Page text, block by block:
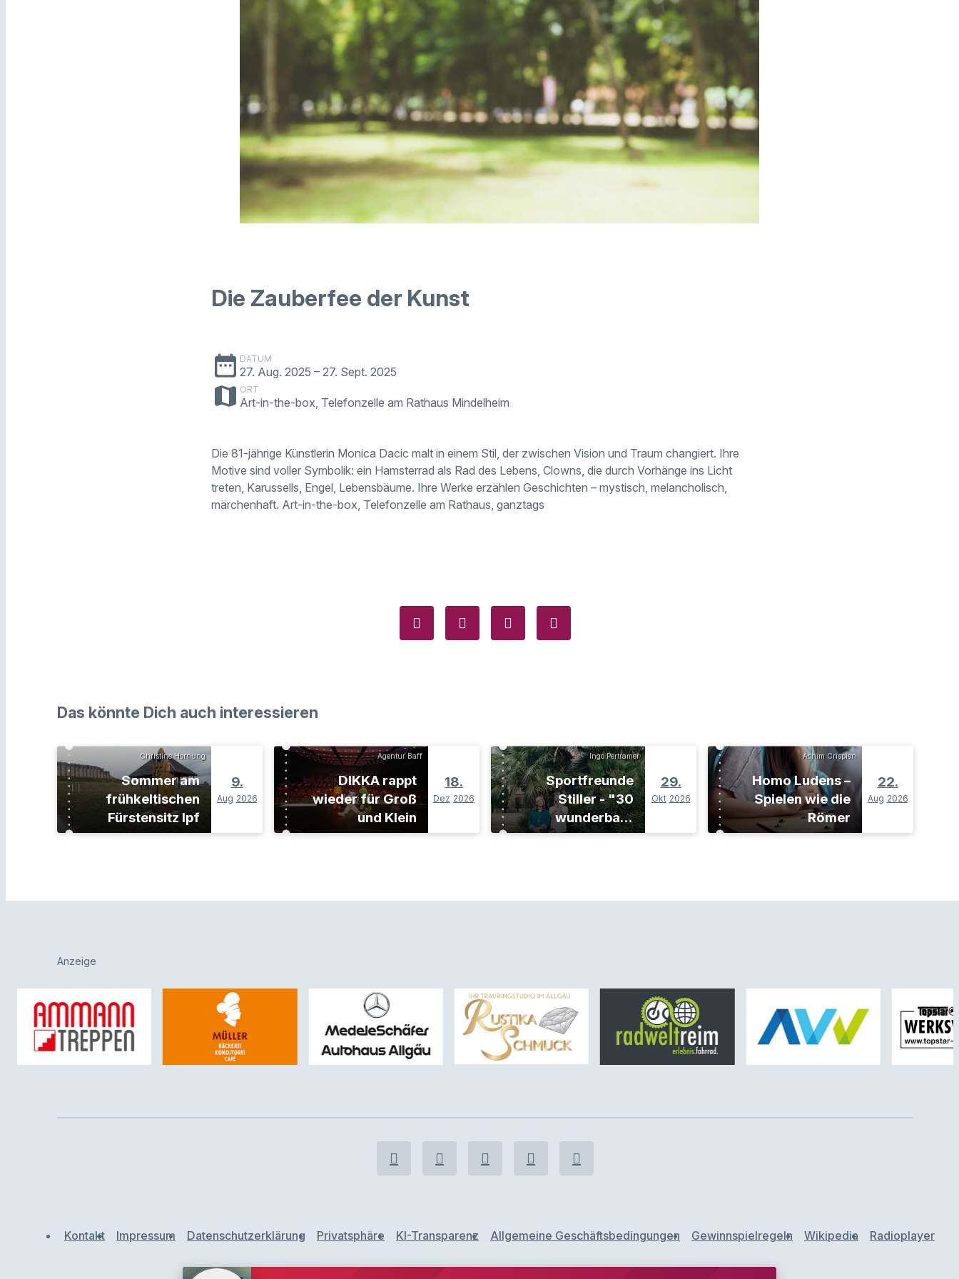
Die Zauberfee der Kunst
date_range DATUM
27. Aug. 2025 – 27. Sept. 2025
map ORT
Art-in-the-box, Telefonzelle am Rathaus Mindelheim
Die 81-jährige Künstlerin Monica Dacic malt in einem Stil, der zwischen Vision und Traum changiert. Ihre
Motive sind voller Symbolik: ein Hamsterrad als Rad des Lebens, Clowns, die durch Vorhänge ins Licht
treten, Karussells, Engel, Lebensbäume. Ihre Werke erzählen Geschichten – mystisch, melancholisch,
märchenhaft. Art-in-the-box, Telefonzelle am Rathaus, ganztags
Das könnte Dich auch interessieren
Christine Hornung
Sommer am
frühkeltischen
Fürstensitz Ipf
9.
Aug 2026
Agentur Baff
DIKKA rappt
wieder für Groß
und Klein
18.
Dez 2026
Ingo Pertramer
Sportfreunde
Stiller - "30
wunderbare
Jahre"-Tour
29.
Okt 2026
Achim Crispien
Homo Ludens –
Spielen wie die
Römer
22.
Aug 2026
Anzeige
Kontakt Impressum Datenschutzerklärung Privatsphäre KI-Transparenz Allgemeine Geschäftsbedingungen Gewinnspielregeln Wikipedia Radioplayer